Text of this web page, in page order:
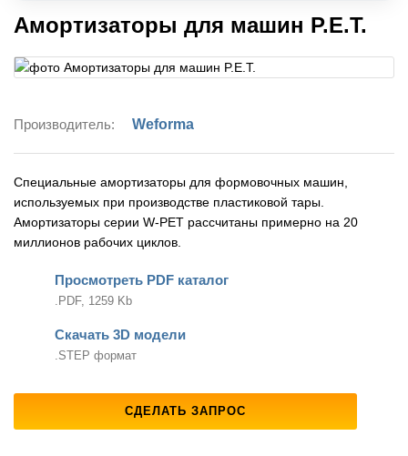
Амортизаторы для машин P.E.T.
Производитель: Weforma
Специальные амортизаторы для формовочных машин,
используемых при производстве пластиковой тары.
Амортизаторы серии W-PET рассчитаны примерно на 20
миллионов рабочих циклов.
Просмотреть PDF каталог
.PDF, 1259 Kb
Скачать 3D модели
.STEP формат
СДЕЛАТЬ ЗАПРОС